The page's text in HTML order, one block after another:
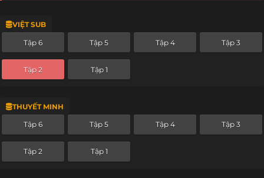
VIỆT SUB
Tập 6 Tập 5 Tập 4 Tập 3
Tập 2 Tập 1
THUYẾT MINH
Tập 6 Tập 5 Tập 4 Tập 3
Tập 2 Tập 1